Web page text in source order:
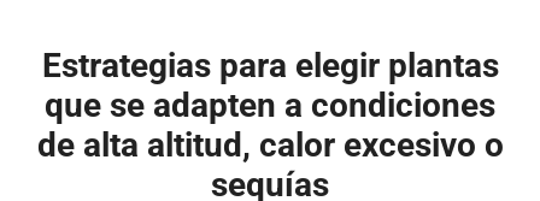
Estrategias para elegir plantas
que se adapten a condiciones
de alta altitud, calor excesivo o
sequías